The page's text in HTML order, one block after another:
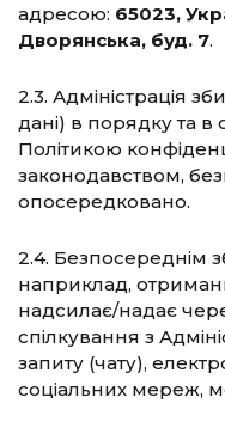
адресою: 65023,
Дворянська, буд. 7.
2.3. Адміністрація
дані) в порядку та в
Політикою
законодавством,
опосередковано.
2.4. Безпосереднім
наприклад,
надсилає/надає
спілкування з
запиту (чату),
соціальних мереж,